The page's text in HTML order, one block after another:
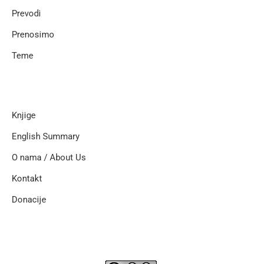
Prevodi
Prenosimo
Teme
Knjige
English Summary
O nama / About Us
Kontakt
Donacije